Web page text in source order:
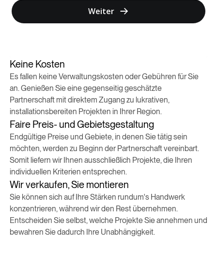
Keine Kosten
Es fallen keine Verwaltungskosten oder Gebühren für Sie
an. Genießen Sie eine gegenseitig geschätzte
Partnerschaft mit direktem Zugang zu lukrativen,
installationsbereiten Projekten in Ihrer Region.
Faire Preis- und Gebietsgestaltung
Endgültige Preise und Gebiete, in denen Sie tätig sein
möchten, werden zu Beginn der Partnerschaft vereinbart.
Somit liefern wir Ihnen ausschließlich Projekte, die Ihren
individuellen Kriterien entsprechen.
Wir verkaufen, Sie montieren
Sie können sich auf Ihre Stärken rundum's Handwerk
konzentrieren, während wir den Rest übernehmen.
Entscheiden Sie selbst, welche Projekte Sie annehmen und
bewahren Sie dadurch Ihre Unabhängigkeit.